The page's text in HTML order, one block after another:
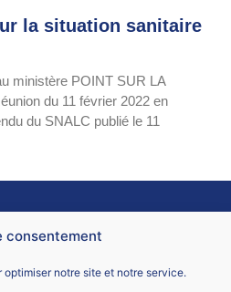
consentement
notre site et notre service.
la situation sanitaire
ministère POINT SUR LA
du 11 février 2022 en
du SNALC publié le 11